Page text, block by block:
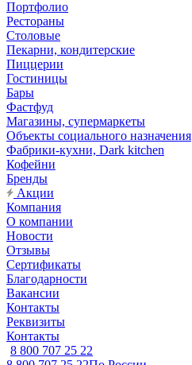
Портфолио
Рестораны
Столовые
Пекарни, кондитерские
Пиццерии
Гостиницы
Бары
Фастфуд
Магазины, супермаркеты
Объекты социального назначения
Фабрики-кухни, Dark kitchen
Кофейни
Бренды
Акции
Компания
О компании
Новости
Отзывы
Сертификаты
Благодарности
Вакансии
Контакты
Реквизиты
Контакты
8 800 707 25 22